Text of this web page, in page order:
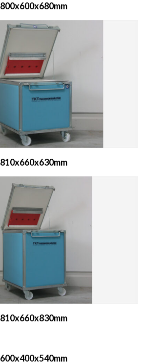
800x600x680mm​
810x660x630mm​
810x660x830mm​
600x400x540mm​